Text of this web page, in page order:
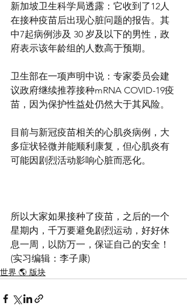
新加坡卫生科学局透露：它收到了12人
在接种疫苗后出现心脏问题的报告。其
中7起病例涉及 30 岁及以下的男性，政
府表示该年龄组的人数高于预期。
卫生部在一项声明中说：专家委员会建
议政府继续推荐接种mRNA COVID-19疫
苗，因为保护性益处仍然大于其风险。
目前与新冠疫苗相关的心肌炎病例，大
多症状轻微并能顺利康复，但心肌炎有
可能因剧烈活动影响心脏而恶化。
所以大家如果接种了疫苗，之后的一个
星期内，千万要避免剧烈运动，好好休
息一周，以防万一，保证自己的安全！
(实习编辑：李子康)
世界 🌎 版块